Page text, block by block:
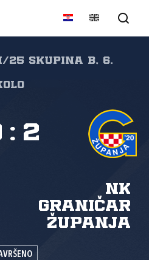
25 skupina B, 6.
NK
Graničar
Županja
: 2